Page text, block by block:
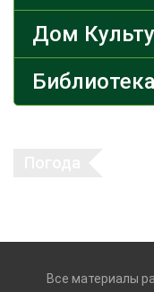
Дом
Библиотека
Все материалы